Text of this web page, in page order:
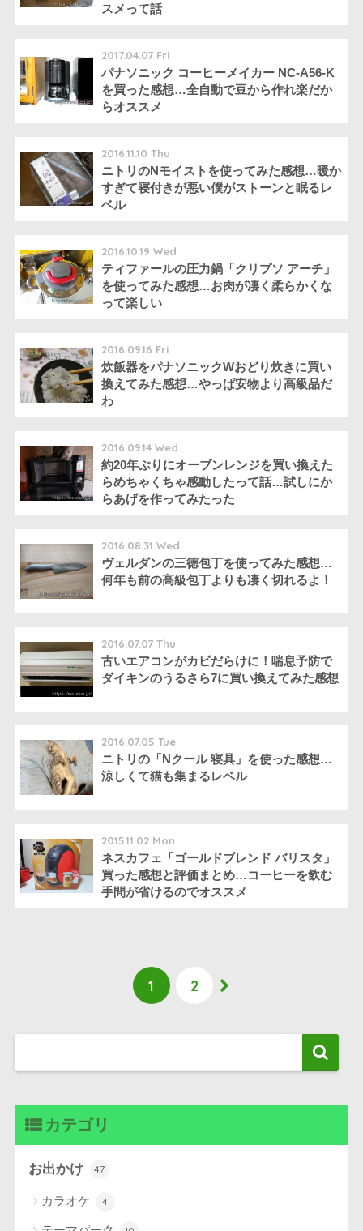
スメって話
2017.04.07 Fri
パナソニック コーヒーメイカー NC-A56-K
を買った感想…全自動で豆から作れ楽だか
らオススメ
2016.11.10 Thu
ニトリのNモイストを使ってみた感想…暖か
すぎて寝付きが悪い僕がストーンと眠るレ
ベル
2016.10.19 Wed
ティファールの圧力鍋「クリプソ アーチ」
を使ってみた感想…お肉が凄く柔らかくな
って楽しい
2016.09.16 Fri
炊飯器をパナソニックWおどり炊きに買い
換えてみた感想…やっぱ安物より高級品だ
わ
2016.09.14 Wed
約20年ぶりにオーブンレンジを買い換えた
らめちゃくちゃ感動したって話…試しにか
らあげを作ってみたった
2016.08.31 Wed
ヴェルダンの三徳包丁を使ってみた感想…
何年も前の高級包丁よりも凄く切れるよ！
2016.07.07 Thu
古いエアコンがカビだらけに！喘息予防で
ダイキンのうるさら7に買い換えてみた感想
2016.07.05 Tue
ニトリの「Nクール 寝具」を使った感想…
涼しくて猫も集まるレベル
2015.11.02 Mon
ネスカフェ「ゴールドブレンド バリスタ」
買った感想と評価まとめ…コーヒーを飲む
手間が省けるのでオススメ
1 2
カテゴリ
お出かけ 47
カラオケ 4